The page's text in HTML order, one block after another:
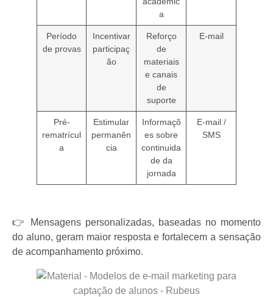
a
Período
de provas
Incentivar
participaç
ão
Reforço
de
materiais
e canais
de
suporte
E-mail
Pré-
rematrícul
a
Estimular
permanên
cia
Informaçõ
es sobre
continuida
de da
jornada
E-mail /
SMS
👉 Mensagens personalizadas, baseadas no momento
do aluno, geram maior resposta e fortalecem a sensação
de acompanhamento próximo.